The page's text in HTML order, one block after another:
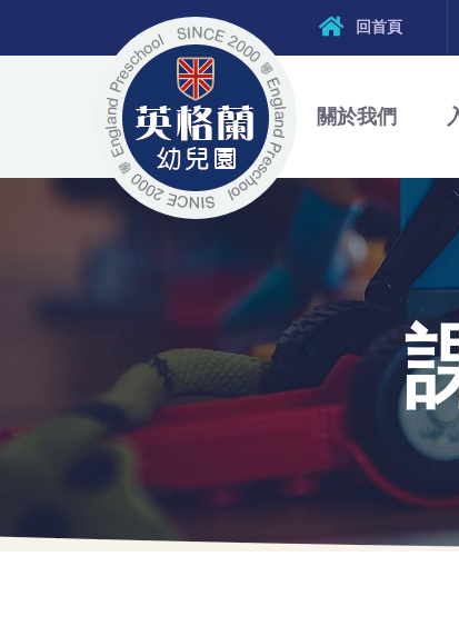
回首頁
關於我們